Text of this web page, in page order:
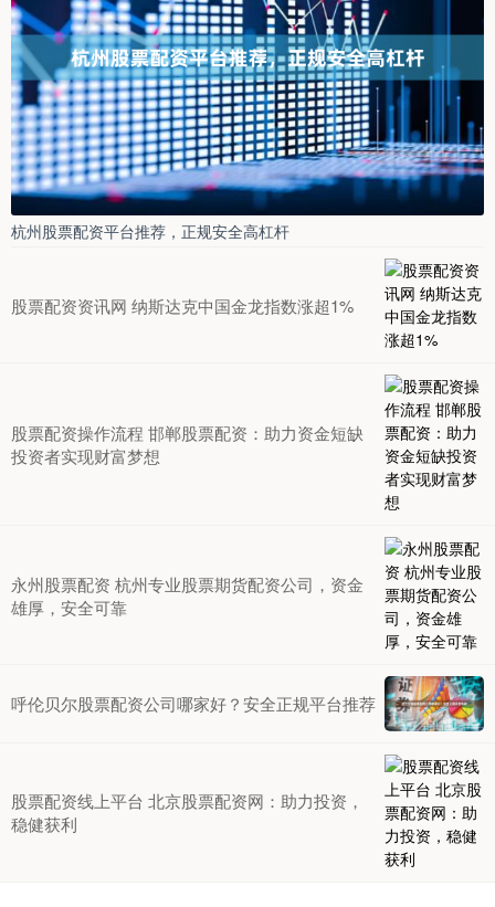
杭州股票配资平台推荐，正规安全高杠杆
股票配资资讯网 纳斯达克中国金龙指数涨超1%
股票配资操作流程 邯郸股票配资：助力资金短缺
投资者实现财富梦想
永州股票配资 杭州专业股票期货配资公司，资金
雄厚，安全可靠
呼伦贝尔股票配资公司哪家好？安全正规平台推荐
股票配资线上平台 北京股票配资网：助力投资，
稳健获利